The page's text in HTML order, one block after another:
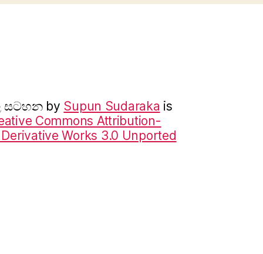
සටහනby Supun Sudaraka is
Commons Attribution-
Works 3.0 Unported